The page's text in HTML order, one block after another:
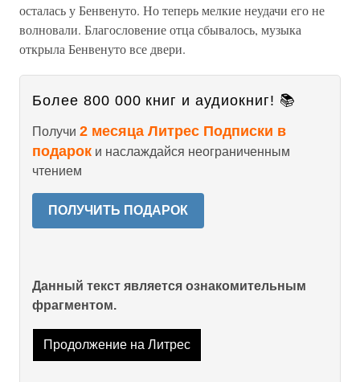
осталась у Бенвенуто. Но теперь мелкие неудачи его не
волновали. Благословение отца сбывалось, музыка
открыла Бенвенуто все двери.
Более 800 000 книг и аудиокниг! 📚
Получи 2 месяца Литрес Подписки в
подарок и наслаждайся неограниченным
чтением
ПОЛУЧИТЬ ПОДАРОК
Данный текст является ознакомительным
фрагментом.
Продолжение на Литрес